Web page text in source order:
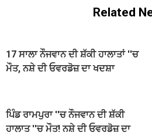
Related
17 ਸਾਲਾ ਨੌਜਵਾਨ ਦੀ ਸ਼ੱਕੀ ਹਾਲਾਤਾਂ ''ਚ
ਮੌਤ, ਨਸ਼ੇ ਦੀ ਓਵਰਡੋਜ਼ ਦਾ ਖਦਸ਼ਾ
ਪਿੰਡ ਰਾਮਪੁਰਾ ''ਚ ਨੌਜਵਾਨ ਦੀ ਸ਼ੱਕੀ
ਹਾਲਾਤ ''ਚ ਮੌਤ! ਨਸ਼ੇ ਦੀ ਓਵਰਡੋਜ਼ ਦਾ